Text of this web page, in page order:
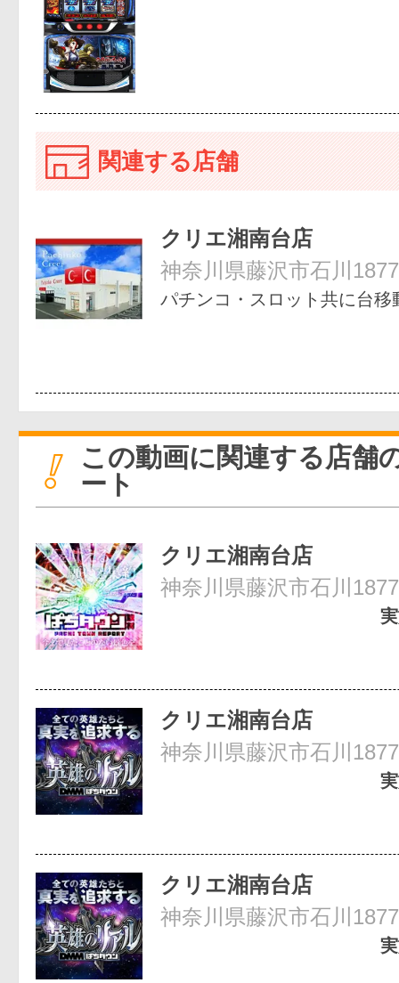
関連する店舗
クリエ湘南台店
神奈川県藤沢市石川
パチンコ・スロット共に台
この動画に関連する店舗
ート
クリエ湘南台店
神奈川県藤沢市石川
クリエ湘南台店
神奈川県藤沢市石川
クリエ湘南台店
神奈川県藤沢市石川